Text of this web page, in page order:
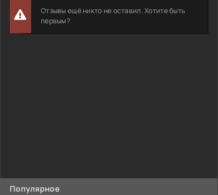
Популярное
Отзывы ещё никто не оставил. Хотите быть
первым?